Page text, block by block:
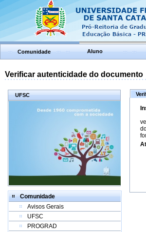
Comunidade Aluno
Verificar autenticidade do documento
UFSC
Comunidade
Avisos Gerais
UFSC
PROGRAD